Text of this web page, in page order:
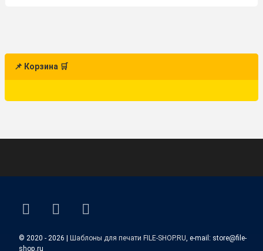
📌 Корзина 🛒
ВКонтакте
YouTube
E-mail
© 2020 - 2026 | Шаблоны для печати FILE-SHOP.RU , e-mail: store@file-
shop.ru